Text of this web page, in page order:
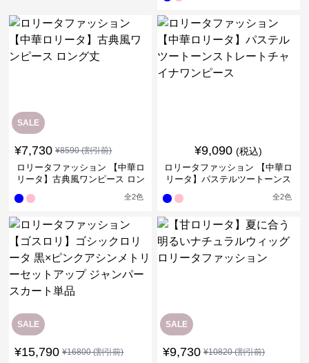
SALE
¥7,730 ¥8590(割引前)
ロリータファッション 【中華ロ
リータ】古典風ワンピース ロン
全2色
¥9,090 (税込)
ロリータファッション 【中華ロ
リータ】パステルツートーンス
トレートチャイナワンピース
全2色
SALE
¥15,790 ¥16800(割引前)
SALE
¥9,730 ¥10820(割引前)